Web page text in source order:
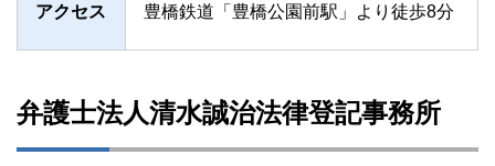
アクセス 豊橋鉄道「豊橋公園前駅」より徒歩8分
弁護士法人清水誠治法律登記事務所